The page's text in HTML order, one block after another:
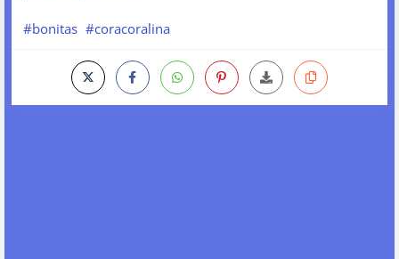
#bonitas #coracoralina